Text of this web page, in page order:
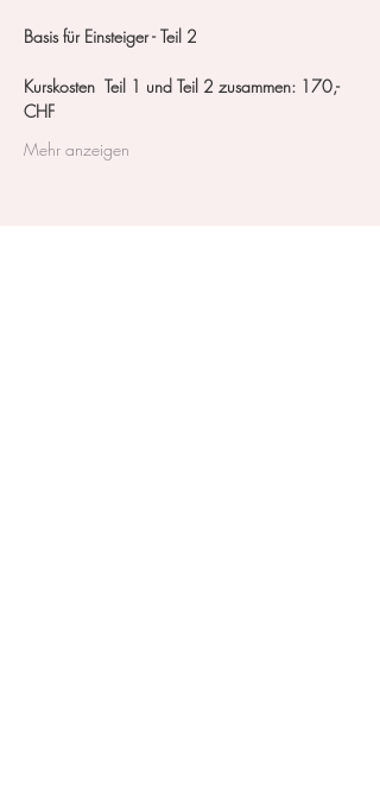
Basis für Einsteiger - Teil 2
Kurskosten  Teil 1 und Teil 2 zusammen: 170,-
CHF
Mehr anzeigen